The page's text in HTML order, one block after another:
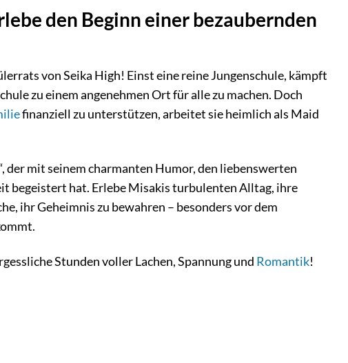
den Beginn einer bezaubernden
von Seika High! Einst eine reine Jungenschule, kämpft
zu einem angenehmen Ort für alle zu machen. Doch
finanziell zu unterstützen, arbeitet sie heimlich als Maid
der mit seinem charmanten Humor, den liebenswerten
begeistert hat. Erlebe Misakis turbulenten Alltag, ihre
ihr Geheimnis zu bewahren – besonders vor dem
Stunden voller Lachen, Spannung und Romantik!